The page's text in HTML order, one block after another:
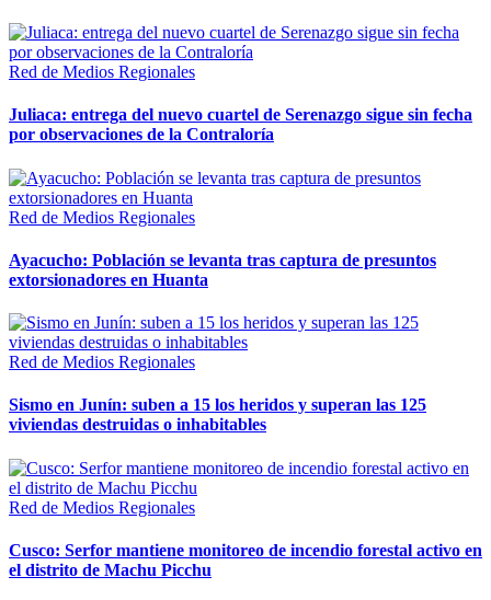
Red de Medios Regionales
Juliaca: entrega del nuevo cuartel de Serenazgo sigue sin fecha
por observaciones de la Contraloría
Red de Medios Regionales
Ayacucho: Población se levanta tras captura de presuntos
extorsionadores en Huanta
Red de Medios Regionales
Sismo en Junín: suben a 15 los heridos y superan las 125
viviendas destruidas o inhabitables
Red de Medios Regionales
Cusco: Serfor mantiene monitoreo de incendio forestal activo en
el distrito de Machu Picchu